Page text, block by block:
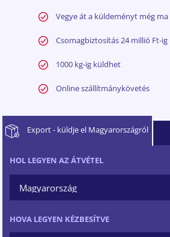
Vegye át a küldeményt még ma
Csomagbiztosítás 24 millió Ft-ig
1000 kg-ig küldhet
Online szállítmánykövetés
Export- küldje el Magyarországról
HOL LEGYEN AZ ÁTVÉTEL
HOVA LEGYEN KÉZBESÍTVE